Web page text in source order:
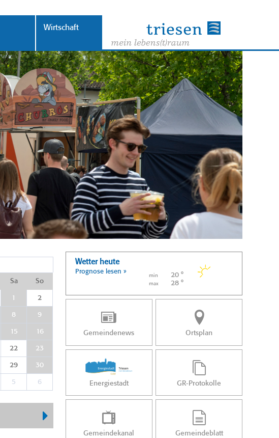
Wirtschaft
Sa So
1 2
8 9
15 16
22 23
29 30
5 6
Wetter heute
Prognose lesen »
min 20 °
max 28 °
Gemeindenews Ortsplan
Energiestadt GR-Protokolle
Gemeindekanal Gemeindeblatt